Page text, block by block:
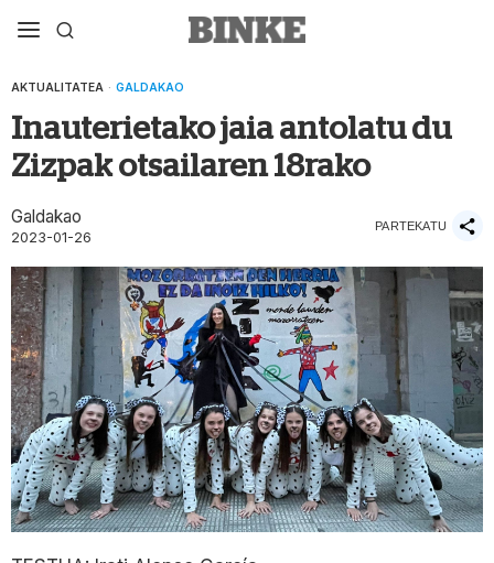
AKTUALITATEA · GALDAKAO
Inauterietako jaia antolatu du
Zizpak otsailaren 18rako
Galdakao
2023-01-26
PARTEKATU